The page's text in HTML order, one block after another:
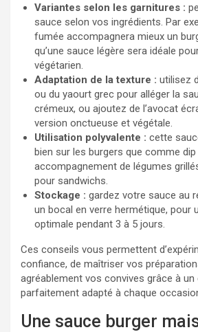
Variantes selon les garnitures :
sauce selon vos ingrédients. Par
fumée accompagnera mieux un
qu’une sauce légère sera idéale
végétarien.
Adaptation de la texture : utilisez
ou du yaourt grec pour alléger la
crémeux, ou ajoutez de l’avocat
version onctueuse et végétale.
Utilisation polyvalente : cette
bien sur les burgers que comme
accompagnement de légumes
pour sandwichs.
Stockage : gardez votre sauce au
un bocal en verre hermétique, pour
optimale pendant 3 à 5 jours.
Ces conseils vous permettent
confiance, de maîtriser vos
agréablement vos convives grâce à
parfaitement adapté à chaque
Une sauce burger